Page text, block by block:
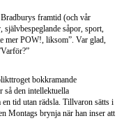
framtid (och vår
självbespeglande såpor, sport,
mer POW!, liksom”. Var glad,
bokkramande
så den intellektuella
en tid utan rädsla. Tillvaron sätts i
Montags brynja när han inser att